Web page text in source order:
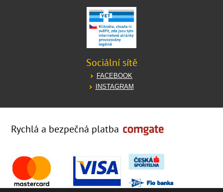
Sociální sítě
FACEBOOK
INSTAGRAM
Rychlá a bezpečná platba